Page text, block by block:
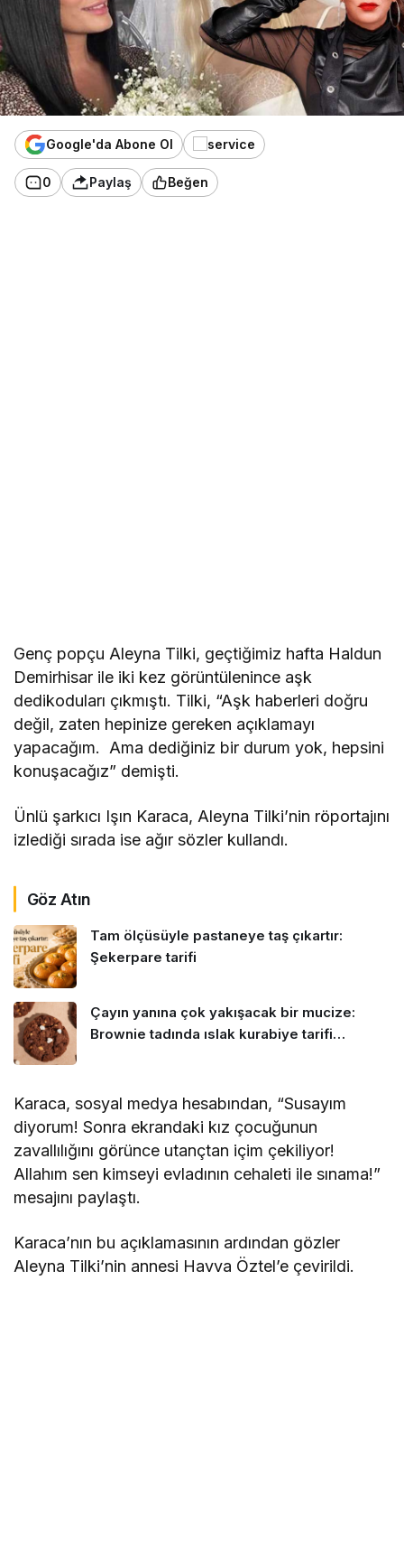
Google'da Abone Ol
0 Paylaş Beğen
Genç popçu Aleyna Tilki, geçtiğimiz hafta Haldun
Demirhisar ile iki kez görüntülenince aşk
dedikoduları çıkmıştı. Tilki, “Aşk haberleri doğru
değil, zaten hepinize gereken açıklamayı
yapacağım. Ama dediğiniz bir durum yok, hepsini
konuşacağız” demişti.
Ünlü şarkıcı Işın Karaca, Aleyna Tilki’nin röportajını
izlediği sırada ise ağır sözler kullandı.
Göz Atın
Tam ölçüsüyle pastaneye taş çıkartır:
Şekerpare tarifi
Çayın yanına çok yakışacak bir mucize:
Brownie tadında ıslak kurabiye tarifi…
Karaca, sosyal medya hesabından, “Susayım
diyorum! Sonra ekrandaki kız çocuğunun
zavallılığını görünce utançtan içim çekiliyor!
Allahım sen kimseyi evladının cehaleti ile sınama!”
mesajını paylaştı.
Karaca’nın bu açıklamasının ardından gözler
Aleyna Tilki’nin annesi Havva Öztel’e çevirildi.